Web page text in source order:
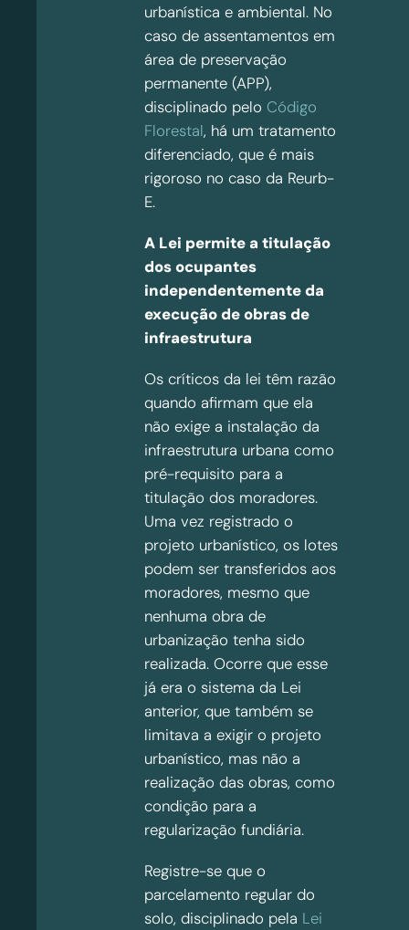
urbanística e ambiental. No
caso de assentamentos em
área de preservação
permanente (APP),
disciplinado pelo Código
Florestal, há um tratamento
diferenciado, que é mais
rigoroso no caso da Reurb-
E.
A Lei permite a titulação
dos ocupantes
independentemente da
execução de obras de
infraestrutura
Os críticos da lei têm razão
quando afirmam que ela
não exige a instalação da
infraestrutura urbana como
pré-requisito para a
titulação dos moradores.
Uma vez registrado o
projeto urbanístico, os lotes
podem ser transferidos aos
moradores, mesmo que
nenhuma obra de
urbanização tenha sido
realizada. Ocorre que esse
já era o sistema da Lei
anterior, que também se
limitava a exigir o projeto
urbanístico, mas não a
realização das obras, como
condição para a
regularização fundiária.
Registre-se que o
parcelamento regular do
solo, disciplinado pela Lei